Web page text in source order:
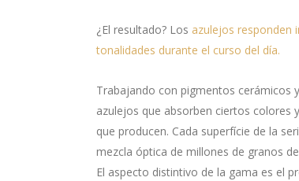
¿El resultado? Los azulejos responden
tonalidades durante el curso del día.
Trabajando con pigmentos cerámicos
azulejos que absorben ciertos
que producen. Cada superfície de la
mezcla óptica de millones de granos
El aspecto distintivo de la gama es el